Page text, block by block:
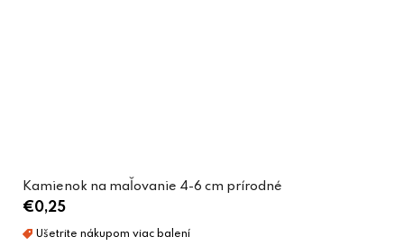
Kamienok na maľovanie 4-6 cm prírodné
€0,25